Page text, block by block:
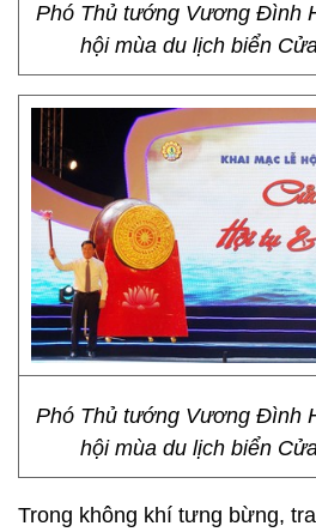
Phó Thủ tướng Vương Đình
hội mùa du lịch biển
Phó Thủ tướng Vương Đình
hội mùa du lịch biển
Trong không khí tưng bừng,